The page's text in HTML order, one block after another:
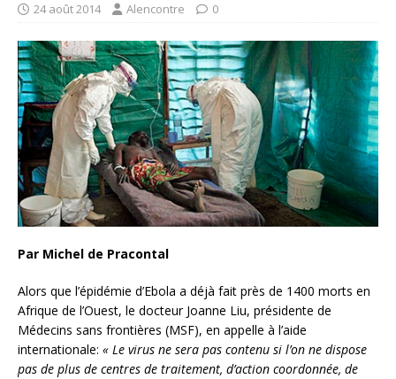
24 août 2014 Alencontre 0
Par Michel de Pracontal
Alors que l’épidémie d’Ebola a déjà fait près de 1400 morts en
Afrique de l’Ouest, le docteur Joanne Liu, présidente de
Médecins sans frontières (MSF), en appelle à l’aide
internationale: « Le virus ne sera pas contenu si l’on ne dispose
pas de plus de centres de traitement, d’action coordonnée, de